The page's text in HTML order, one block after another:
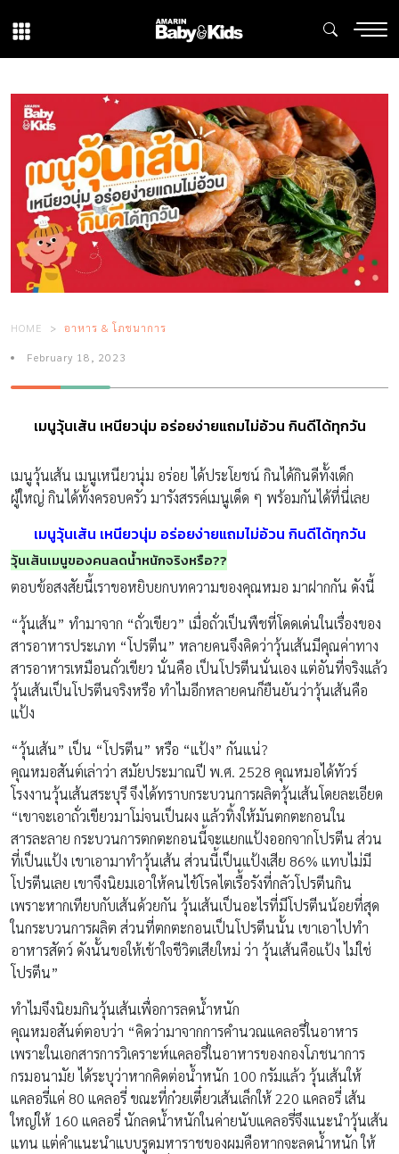
HOME อาหาร & โภชนาการ
February 18, 2023
เมนูวุ้นเส้น เหนียวนุ่ม อร่อยง่ายแถมไม่อ้วน กินดีได้ทุกวัน
เมนูวุ้นเส้น เมนูเหนียวนุ่ม อร่อย ได้ประโยชน์ กินได้กินดีทั้งเด็ก
ผู้ใหญ่ กินได้ทั้งครอบครัว มารังสรรค์เมนูเด็ด ๆ พร้อมกันได้ที่นี่เลย
เมนูวุ้นเส้น เหนียวนุ่ม อร่อยง่ายแถมไม่อ้วน กินดีได้ทุกวัน
วุ้นเส้นเมนูของคนลดน้ำหนักจริงหรือ??
ตอบข้อสงสัยนี้เราขอหยิบยกบทความของคุณหมอ มาฝากกัน ดังนี้
“วุ้นเส้น” ทำมาจาก “ถั่วเขียว” เมื่อถั่วเป็นพืชที่โดดเด่นในเรื่องของ
สารอาหารประเภท “โปรตีน” หลายคนจึงคิดว่าวุ้นเส้นมีคุณค่าทาง
สารอาหารเหมือนถั่วเขียว นั่นคือ เป็นโปรตีนนั่นเอง แต่อันที่จริงแล้ว
วุ้นเส้นเป็นโปรตีนจริงหรือ ทำไมอีกหลายคนก็ยืนยันว่าวุ้นเส้นคือ
แป้ง
“วุ้นเส้น” เป็น “โปรตีน” หรือ “แป้ง” กันแน่?
คุณหมอสันต์เล่าว่า สมัยประมาณปี พ.ศ. 2528 คุณหมอได้ทัวร์
โรงงานวุ้นเส้นสระบุรี จึงได้ทราบกระบวนการผลิตวุ้นเส้นโดยละเอียด
“เขาจะเอาถั่วเขียวมาโม่จนเป็นผง แล้วทิ้งให้มันตกตะกอนใน
สารละลาย กระบวนการตกตะกอนนี้จะแยกแป้งออกจากโปรตีน ส่วน
ที่เป็นแป้ง เขาเอามาทำวุ้นเส้น ส่วนนี้เป็นแป้งเสีย 86% แทบไม่มี
โปรตีนเลย เขาจึงนิยมเอาให้คนไข้โรคไตเรื้อรังที่กลัวโปรตีนกิน
เพราะหากเทียบกับเส้นด้วยกัน วุ้นเส้นเป็นอะไรที่มีโปรตีนน้อยที่สุด
ในกระบวนการผลิต ส่วนที่ตกตะกอนเป็นโปรตีนนั้น เขาเอาไปทำ
อาหารสัตว์ ดังนั้นขอให้เข้าใจชีวิตเสียใหม่ ว่า วุ้นเส้นคือแป้ง ไม่ใช่
โปรตีน”
ทำไมจึงนิยมกินวุ้นเส้นเพื่อการลดน้ำหนัก
คุณหมอสันต์ตอบว่า “คิดว่ามาจากการคำนวณแคลอรี่ในอาหาร
เพราะในเอกสารการวิเคราะห์แคลอรี่ในอาหารของกองโภชนาการ
กรมอนามัย ได้ระบุว่าหากคิดต่อน้ำหนัก 100 กรัมแล้ว วุ้นเส้นให้
แคลอรี่แค่ 80 แคลอรี่ ขณะที่ก๋วยเตี๋ยวเส้นเล็กให้ 220 แคลอรี่ เส้น
ใหญ่ให้ 160 แคลอรี่ นักลดน้ำหนักในค่ายนับแคลอรี่จึงแนะนำวุ้นเส้น
แทน แต่คำแนะนำแบบรูดมหาราชของผมคือหากจะลดน้ำหนัก ให้